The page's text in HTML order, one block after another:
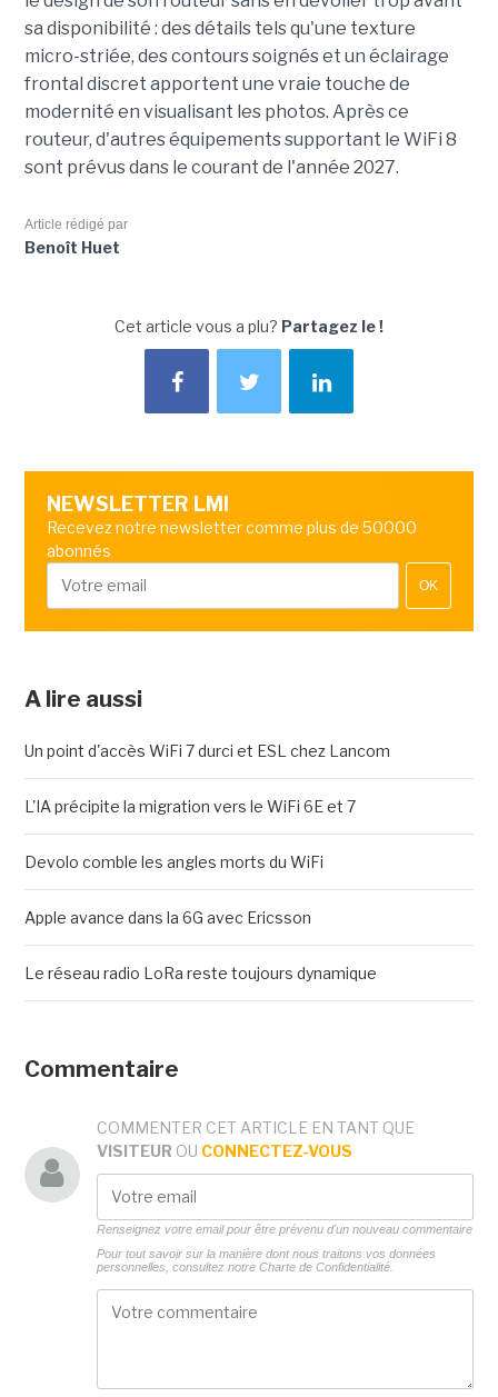
sa disponibilité : des détails tels qu'une texture
micro-striée, des contours soignés et un éclairage
frontal discret apportent une vraie touche de
modernité en visualisant les photos. Après ce
routeur, d'autres équipements supportant le WiFi 8
sont prévus dans le courant de l'année 2027.
Article rédigé par
Benoît Huet
Cet article vous a plu? Partagez le !
NEWSLETTER LMI
Recevez notre newsletter comme plus de 50000
abonnés
OK
A lire aussi
Un point d'accès WiFi 7 durci et ESL chez Lancom
L'IA précipite la migration vers le WiFi 6E et 7
Devolo comble les angles morts du WiFi
Apple avance dans la 6G avec Ericsson
Le réseau radio LoRa reste toujours dynamique
Commentaire
COMMENTER CET ARTICLE EN TANT QUE
VISITEUR OU CONNECTEZ-VOUS
Renseignez votre email pour être prévenu d'un nouveau commentaire
Pour tout savoir sur la manière dont nous traitons vos données
personnelles, consultez notre Charte de Confidentialité.